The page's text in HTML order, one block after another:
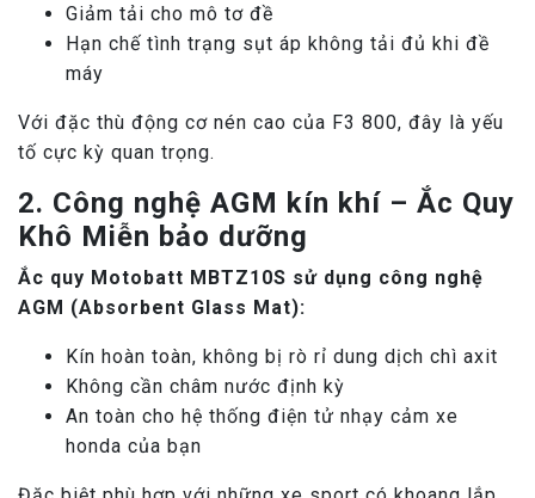
Giảm tải cho mô tơ đề
Hạn chế tình trạng sụt áp không tải đủ khi đề
máy
Với đặc thù động cơ nén cao của F3 800, đây là yếu
tố cực kỳ quan trọng.
2. Công nghệ AGM kín khí – Ắc Quy
Khô Miễn bảo dưỡng
Ắc quy Motobatt MBTZ10S sử dụng công nghệ
AGM (Absorbent Glass Mat):
Kín hoàn toàn, không bị rò rỉ dung dịch chì axit
Không cần châm nước định kỳ
An toàn cho hệ thống điện tử nhạy cảm xe
honda của bạn